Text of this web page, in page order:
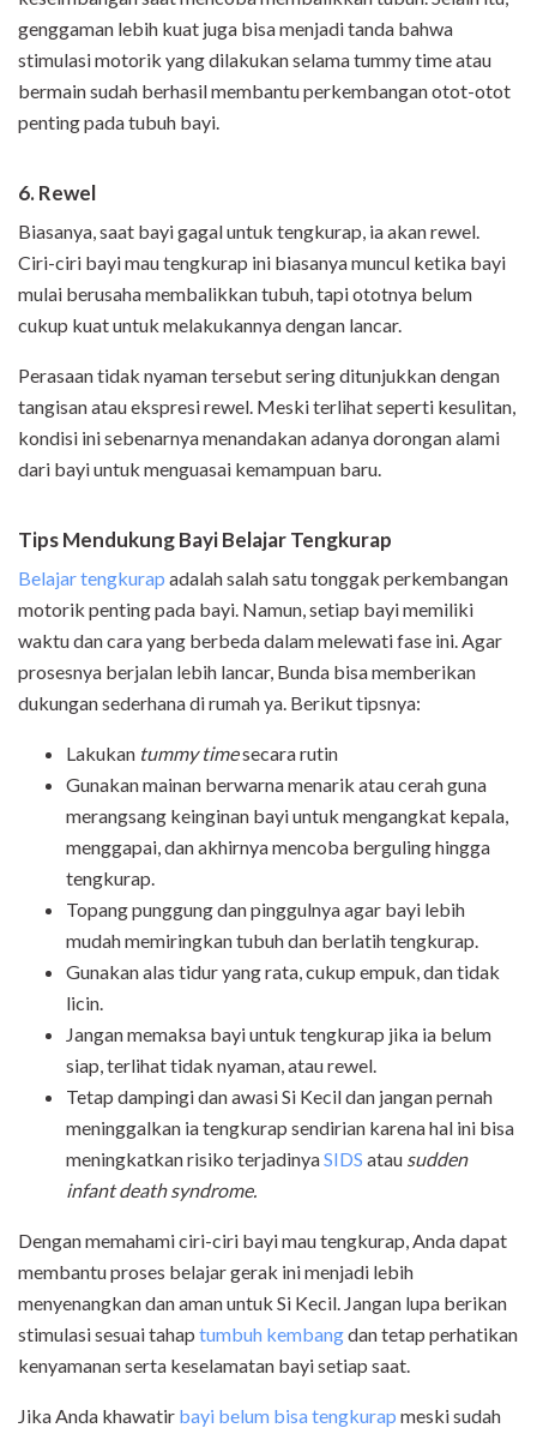
genggaman lebih kuat juga bisa menjadi tanda bahwa
stimulasi motorik yang dilakukan selama tummy time atau
bermain sudah berhasil membantu perkembangan otot-otot
penting pada tubuh bayi.
6. Rewel
Biasanya, saat bayi gagal untuk tengkurap, ia akan rewel.
Ciri-ciri bayi mau tengkurap ini biasanya muncul ketika bayi
mulai berusaha membalikkan tubuh, tapi ototnya belum
cukup kuat untuk melakukannya dengan lancar.
Perasaan tidak nyaman tersebut sering ditunjukkan dengan
tangisan atau ekspresi rewel. Meski terlihat seperti kesulitan,
kondisi ini sebenarnya menandakan adanya dorongan alami
dari bayi untuk menguasai kemampuan baru.
Tips Mendukung Bayi Belajar Tengkurap
Belajar tengkurap adalah salah satu tonggak perkembangan
motorik penting pada bayi. Namun, setiap bayi memiliki
waktu dan cara yang berbeda dalam melewati fase ini. Agar
prosesnya berjalan lebih lancar, Bunda bisa memberikan
dukungan sederhana di rumah ya. Berikut tipsnya:
Lakukan tummy timesecara rutin
Gunakan mainan berwarna menarik atau cerah guna
merangsang keinginan bayi untuk mengangkat kepala,
menggapai, dan akhirnya mencoba berguling hingga
tengkurap.
Topang punggung dan pinggulnya agar bayi lebih
mudah memiringkan tubuh dan berlatih tengkurap.
Gunakan alas tidur yang rata, cukup empuk, dan tidak
licin.
Jangan memaksa bayi untuk tengkurap jika ia belum
siap, terlihat tidak nyaman, atau rewel.
Tetap dampingi dan awasi Si Kecil dan jangan pernah
meninggalkan ia tengkurap sendirian karena hal ini bisa
meningkatkan risiko terjadinyaSIDS atau sudden
infant death syndrome.
Dengan memahami ciri-ciri bayi mau tengkurap, Anda dapat
membantu proses belajar gerak ini menjadi lebih
menyenangkan dan aman untuk Si Kecil. Jangan lupa berikan
stimulasi sesuai tahap tumbuh kembangdan tetap perhatikan
kenyamanan serta keselamatan bayi setiap saat.
Jika Anda khawatir bayi belum bisa tengkurap meski sudah